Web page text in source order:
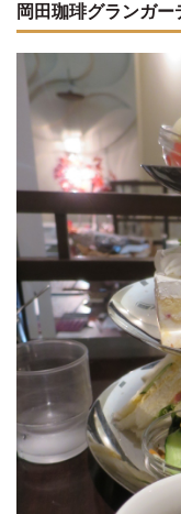
岡田珈琲グランガー